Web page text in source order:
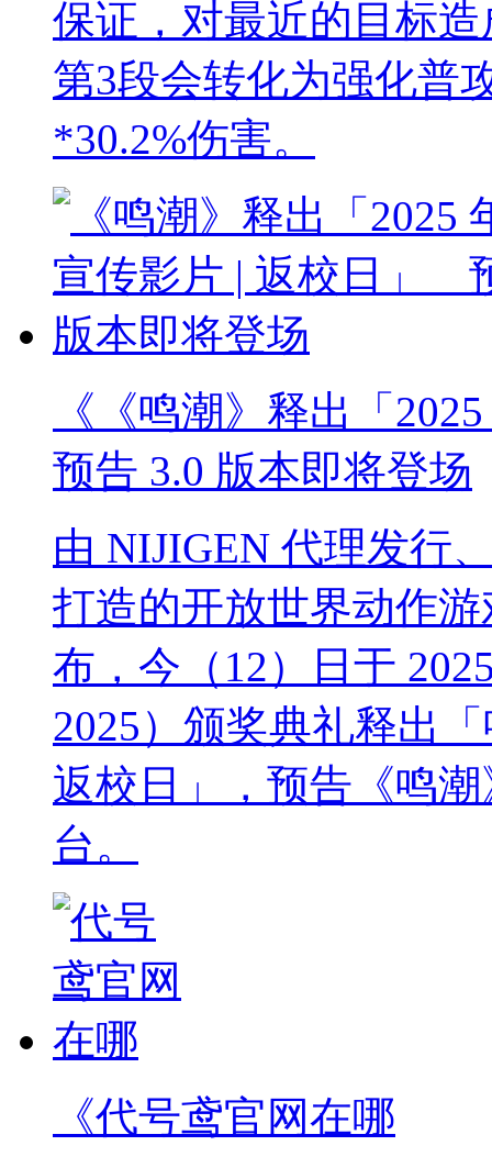
保证，对最近的目标
第3段会转化为强化普
*30.2%伤害。
《《鸣潮》释出「
预告 3.0 版本即将登场
由 NIJIGEN 代理发行
打造的开放世界动作游
布，今（12）日于
2025）颁奖典礼释出
返校日」，预告《鸣
台。
《代号鸢官网在哪